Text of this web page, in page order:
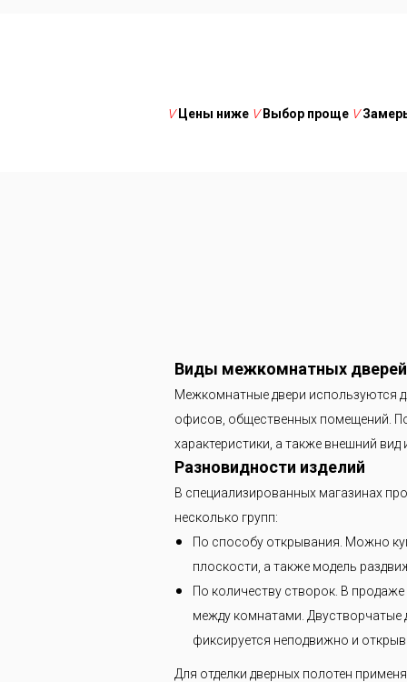
V Цены ниже V Выбор проще V
V
Виды межкомнатных дверей
Межкомнатные двери используются
офисов, общественных помещений.
характеристики, а также внешний вид
Разновидности изделий
В специализированных магазинах
несколько групп:
По способу открывания. Можно
плоскости, а также модель
По количеству створок. В
между комнатами. Двустворчатые
фиксируется неподвижно и
Для отделки дверных полотен